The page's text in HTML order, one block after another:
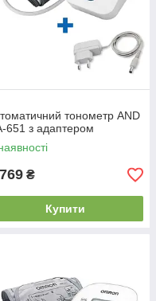
тонометр AND
651 з адаптером
₴
Купити